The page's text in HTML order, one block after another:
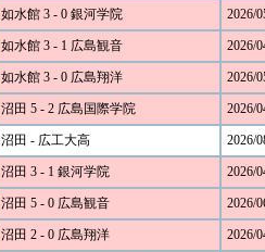
如水館 3 - 0 銀河学院 2026/
如水館 3 - 1 広島観音 2026/
如水館 3 - 0 広島翔洋 2026/
沼田 5 - 2 広島国際学院 2026/
沼田 - 広工大高 2026/
沼田 3 - 1 銀河学院 2026/
沼田 5 - 0 広島観音 2026/
沼田 2 - 0 広島翔洋 2026/